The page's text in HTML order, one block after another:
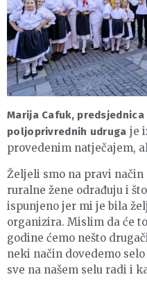
Marija Cafuk,
poljoprivrednih udruga je
provedenim natječajem,
Željeli smo na pravi način
ruralne žene odrađuju i
ispunjeno jer mi je bila
organizira. Mislim da će
godine ćemo nešto
neki način dovedemo
sve na našem selu radi i